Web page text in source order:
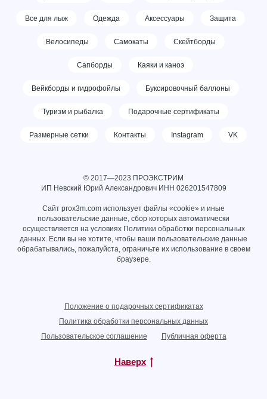
Все для лыж Одежда Аксессуары Защита
Велосипеды Самокаты Скейтборды
Сапборды Каяки и каноэ
Вейкборды и гидрофойлы Буксировочный баллоны
Туризм и рыбалка Подарочные сертификаты
Размерные сетки Контакты Instagram VK
© 2017—2023 ПРОЭКСТРИМ
ИП Невский Юрий Александрович ИНН 026201547809
Сайт prox3m.com использует файлы «cookie» и иные
пользовательские данные, сбор которых автоматически
осуществляется на условиях Политики обработки персональных
данных. Если вы не хотите, чтобы ваши пользовательские данные
обрабатывались, пожалуйста, ограничьте их использование в своем
браузере.
Положение о подарочных сертификатах
Политика обработки персональных данных
Пользовательское соглашение
Публичная оферта
Наверх